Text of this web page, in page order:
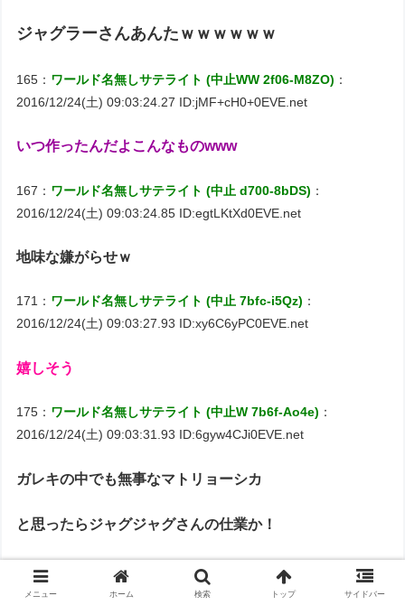
ジャグラーさんあんたｗｗｗｗｗｗ
165： ワールド名無しサテライト (中止WW 2f06-M8ZO) ：
2016/12/24(土) 09:03:24.27 ID:jMF+cH0+0EVE.net
いつ作ったんだよこんなものwww
167： ワールド名無しサテライト (中止 d700-8bDS) ：
2016/12/24(土) 09:03:24.85 ID:egtLKtXd0EVE.net
地味な嫌がらせｗ
171： ワールド名無しサテライト (中止 7bfc-i5Qz) ：
2016/12/24(土) 09:03:27.93 ID:xy6C6yPC0EVE.net
嬉しそう
175： ワールド名無しサテライト (中止W 7b6f-Ao4e) ：
2016/12/24(土) 09:03:31.93 ID:6gyw4CJi0EVE.net
ガレキの中でも無事なマトリョーシカ
と思ったらジャグジャグさんの仕業か！
176： ワールド名無しサテライト (中止 Sd2f-8QK5)
2016/12/24(土) 09:03:31.95 ID:75+h/s/5dEVE.net
メニュー ホーム 検索 トップ サイドバー